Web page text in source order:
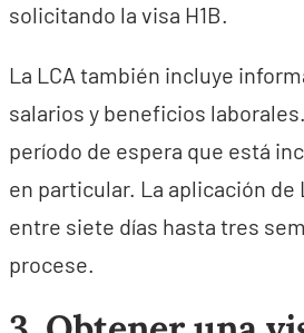
solicitando la visa H1B.
La LCA también incluye
salarios y beneficios
período de espera que está
en particular. La aplicación de
entre siete días hasta tres
procese.